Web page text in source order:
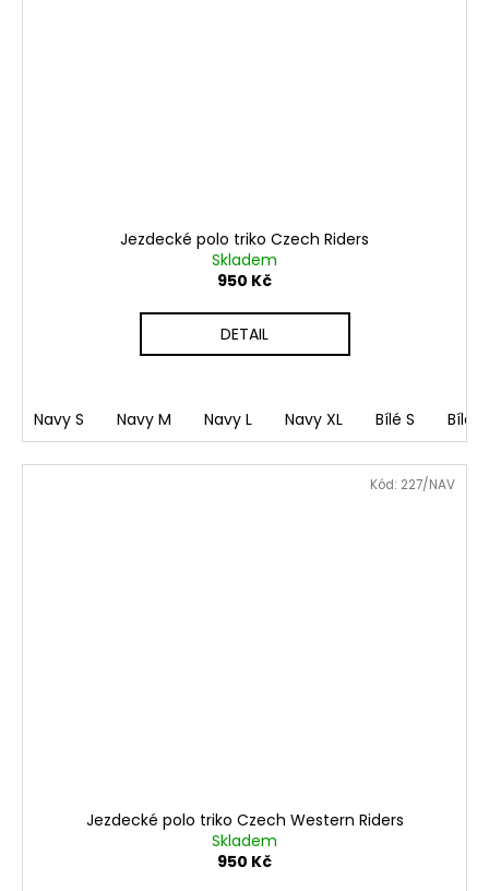
Jezdecké polo triko Czech Riders
Skladem
950 Kč
DETAIL
Navy S Navy M Navy L Navy XL Bílé S Bílé
Jezdecké polo triko Czech Western Riders
Skladem
950 Kč
Kód: 227/NAV